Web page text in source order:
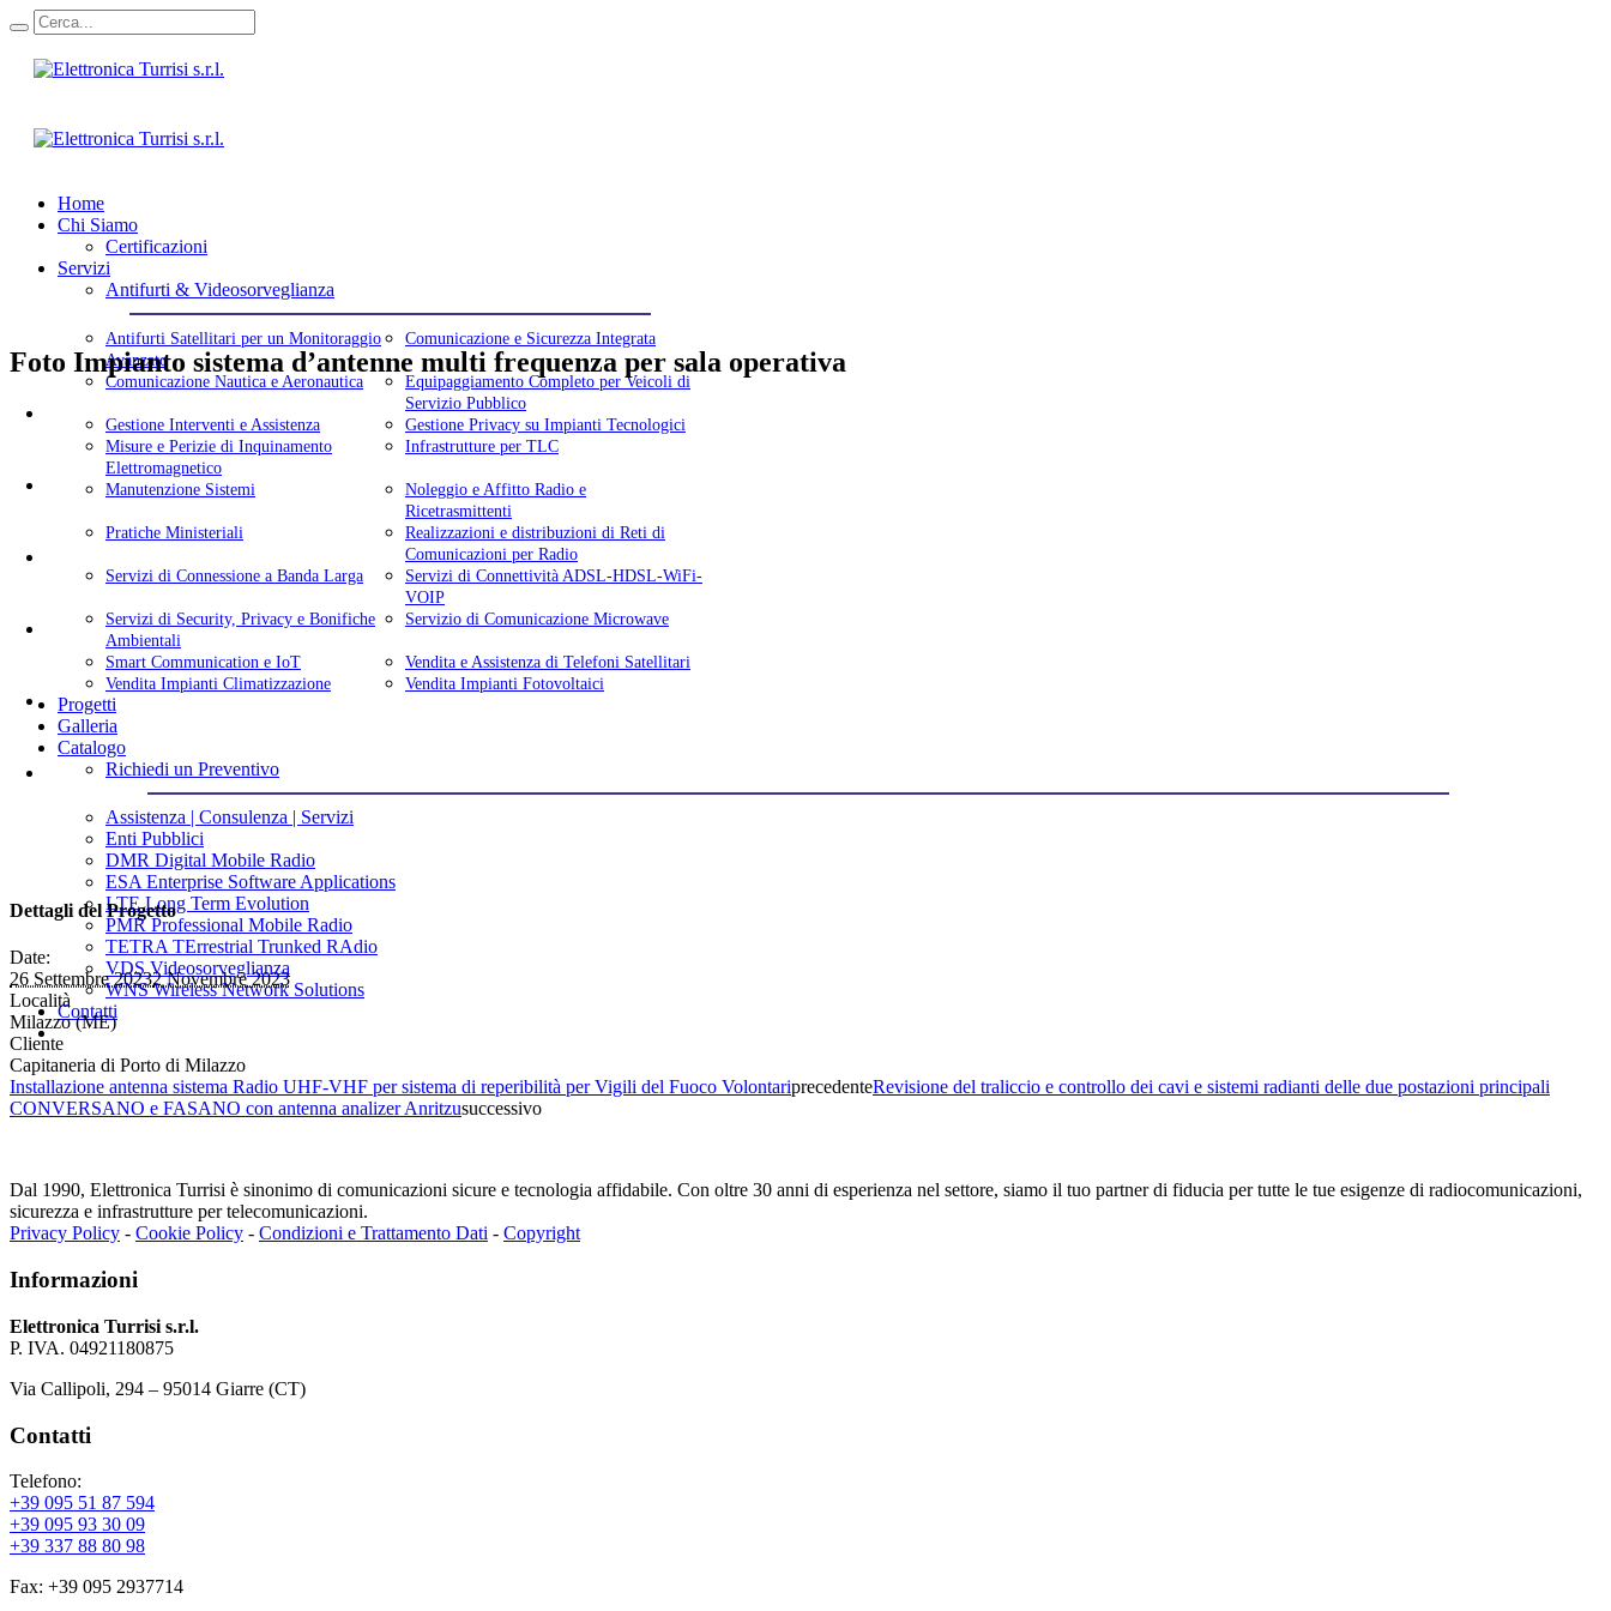
Home
Chi Siamo
Certificazioni
Servizi
Antifurti & Videosorveglianza
Antifurti Satellitari per un Monitoraggio
Avanzato
Comunicazione e Sicurezza Integrata
Comunicazione Nautica e Aeronautica
Equipaggiamento Completo per Veicoli di
Servizio Pubblico
Gestione Interventi e Assistenza
Gestione Privacy su Impianti Tecnologici
Misure e Perizie di Inquinamento
Elettromagnetico
Infrastrutture per TLC
Manutenzione Sistemi
Noleggio e Affitto Radio e
Ricetrasmittenti
Pratiche Ministeriali
Realizzazioni e distribuzioni di Reti di
Comunicazioni per Radio
Servizi di Connessione a Banda Larga
Servizi di Connettività ADSL-HDSL-WiFi-
VOIP
Servizi di Security, Privacy e Bonifiche
Ambientali
Servizio di Comunicazione Microwave
Smart Communication e IoT
Vendita e Assistenza di Telefoni Satellitari
Vendita Impianti Climatizzazione
Vendita Impianti Fotovoltaici
Progetti
Galleria
Catalogo
Richiedi un Preventivo
Assistenza | Consulenza | Servizi
Enti Pubblici
DMR Digital Mobile Radio
ESA Enterprise Software Applications
LTE Long Term Evolution
PMR Professional Mobile Radio
TETRA TErrestrial Trunked RAdio
VDS Videosorveglianza
WNS Wireless Network Solutions
Contatti
Foto Impianto sistema d’antenne multi frequenza per sala operativa
Dettagli del Progetto
Date:
26 Settembre 20232 Novembre 2023
Località
Milazzo (ME)
Cliente
Capitaneria di Porto di Milazzo
Installazione antenna sistema Radio UHF-VHF per sistema di reperibilità per Vigili del Fuoco VolontariprecedenteRevisione del traliccio e controllo dei cavi e sistemi radianti delle due postazioni principali
CONVERSANO e FASANO con antenna analizer Anritzusuccessivo
Dal 1990, Elettronica Turrisi è sinonimo di comunicazioni sicure e tecnologia affidabile. Con oltre 30 anni di esperienza nel settore, siamo il tuo partner di fiducia per tutte le tue esigenze di radiocomunicazioni,
sicurezza e infrastrutture per telecomunicazioni.
Privacy Policy - Cookie Policy - Condizioni e Trattamento Dati - Copyright
Informazioni
Elettronica Turrisi s.r.l.
P. IVA. 04921180875
Via Callipoli, 294 – 95014 Giarre (CT)
Contatti
Telefono:
+39 095 51 87 594
+39 095 93 30 09
+39 337 88 80 98
Fax: +39 095 2937714